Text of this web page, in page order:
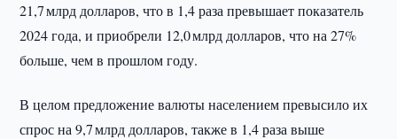
21,7 млрд долларов, что в 1,4 раза превышает показатель
2024 года, и приобрели 12,0 млрд долларов, что на 27%
больше, чем в прошлом году.
В целом предложение валюты населением превысило их
спрос на 9,7 млрд долларов, также в 1,4 раза выше